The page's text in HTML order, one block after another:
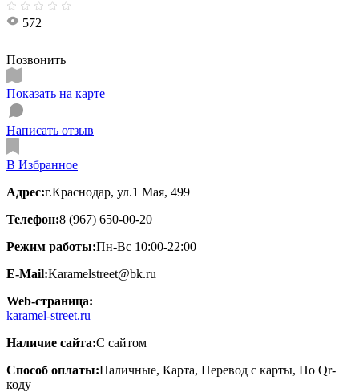
572
Позвонить
Показать на карте
Написать отзыв
В Избранное
Адрес:г.Краснодар, ул.1 Мая, 499
Телефон:8 (967) 650-00-20
Режим работы:Пн-Вс 10:00-22:00
E-Mail:Karamelstreet@bk.ru
Web-страница:
karamel-street.ru
Наличие сайта:С сайтом
Способ оплаты:Наличные, Карта, Перевод с карты, По Qr-
коду